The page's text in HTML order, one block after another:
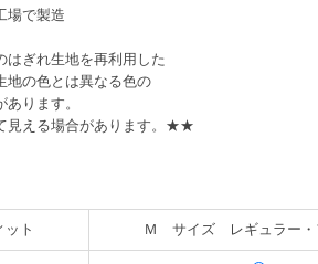
場で製造
ぎれ生地を再利用した
地の色とは異なる色の
ります。
見える場合があります。★★
ト Ｍ サイズ レギュラー・